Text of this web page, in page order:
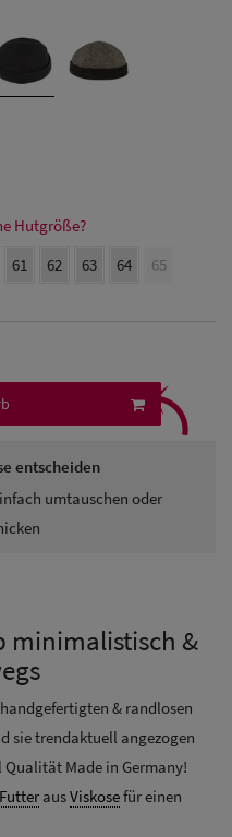
Hutgröße?
61 62 63 64 65
entscheiden
umtauschen oder
⤹
minimalistisch &
& randlosen
sie trendaktuell angezogen
Made in Germany!
Futter ausViskosefür einen